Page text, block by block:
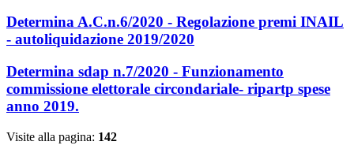
Determina A.C.n.6/2020 - Regolazione premi INAIL
- autoliquidazione 2019/2020
Determina sdap n.7/2020 - Funzionamento
commissione elettorale circondariale- ripartp spese
anno 2019.
Visite alla pagina: 142